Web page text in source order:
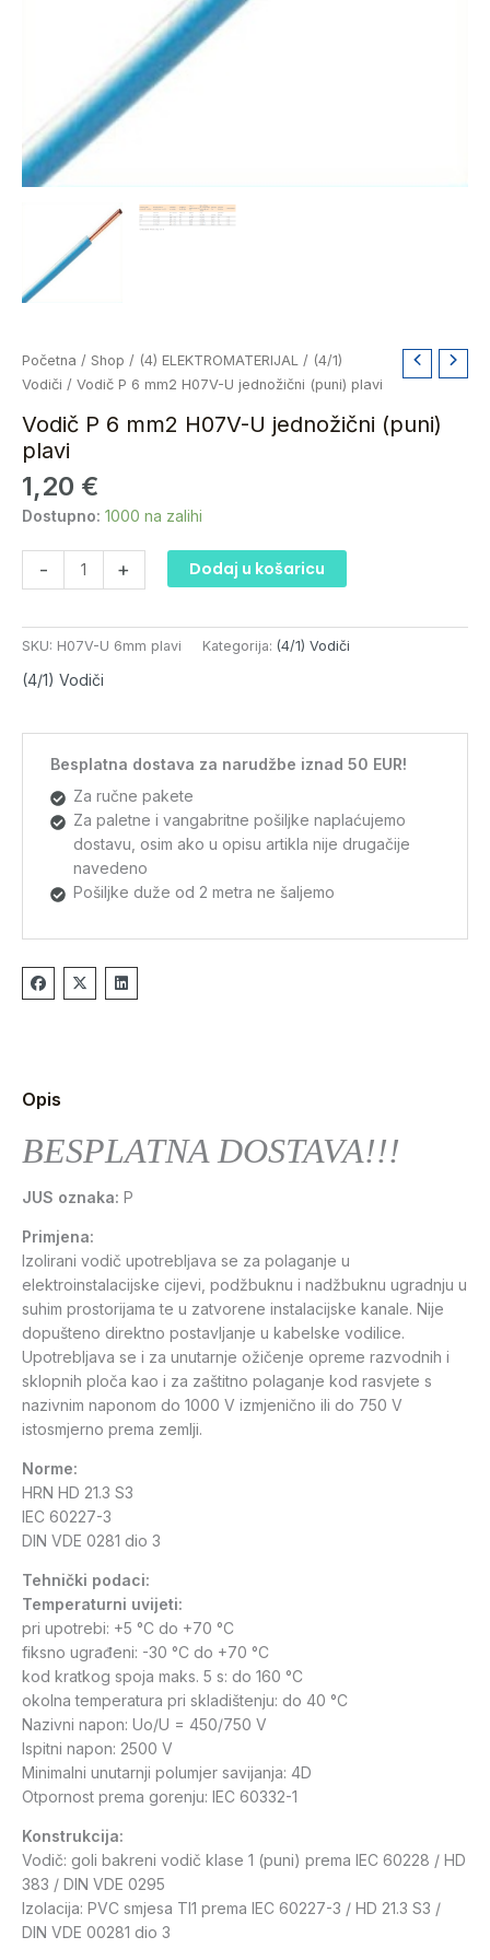
Početna / Shop / (4) ELEKTROMATERIJAL / (4/1)
Vodiči / Vodič P 6 mm2 H07V-U jednožični (puni) plavi
Vodič P 6 mm2 H07V-U jednožični (puni)
plavi
1,20 €
Dostupno: 1000 na zalihi
-
Vodič
P
mm2
H07V-
U
jednožični
(puni)
plavi
količina
+ Dodaj u košaricu
SKU: H07V-U 6mm plavi Kategorija: (4/1) Vodiči
(4/1) Vodiči
Besplatna dostava za narudžbe iznad 50 EUR!
Za ručne pakete
Za paletne i vangabritne pošiljke naplaćujemo
dostavu, osim ako u opisu artikla nije drugačije
navedeno
Pošiljke duže od 2 metra ne šaljemo
Opis
BESPLATNA DOSTAVA!!!
JUS oznaka: P
Primjena:
Izolirani vodič upotrebljava se za polaganje u
elektroinstalacijske cijevi, podžbuknu i nadžbuknu ugradnju u
suhim prostorijama te u zatvorene instalacijske kanale. Nije
dopušteno direktno postavljanje u kabelske vodilice.
Upotrebljava se i za unutarnje ožičenje opreme razvodnih i
sklopnih ploča kao i za zaštitno polaganje kod rasvjete s
nazivnim naponom do 1000 V izmjenično ili do 750 V
istosmjerno prema zemlji.
Norme:
HRN HD 21.3 S3
IEC 60227-3
DIN VDE 0281 dio 3
Tehnički podaci:
Temperaturni uvijeti:
pri upotrebi: +5 °C do +70 °C
fiksno ugrađeni: -30 °C do +70 °C
kod kratkog spoja maks. 5 s: do 160 °C
okolna temperatura pri skladištenju: do 40 °C
Nazivni napon: Uο/U = 450/750 V
Ispitni napon: 2500 V
Minimalni unutarnji polumjer savijanja: 4D
Otpornost prema gorenju: IEC 60332-1
Konstrukcija:
Vodič: goli bakreni vodič klase 1 (puni) prema IEC 60228 / HD
383 / DIN VDE 0295
Izolacija: PVC smjesa TI1 prema IEC 60227-3 / HD 21.3 S3 /
DIN VDE 00281 dio 3